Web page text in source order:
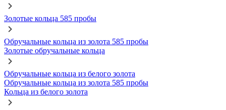
Золотые кольца 585 пробы
Обручальные кольца из золота 585 пробы
Золотые обручальные кольца
Обручальные кольца из белого золота
Обручальные кольца из золота 585 пробы
Кольца из белого золота